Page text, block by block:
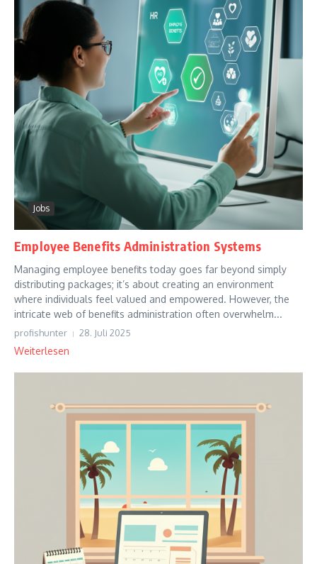
Jobs
Employee Benefits Administration Systems
Managing employee benefits today goes far beyond simply
distributing packages; it’s about creating an environment
where individuals feel valued and empowered. However, the
intricate web of benefits administration often overwhelm...
profishunter 28. Juli 2025
Weiterlesen